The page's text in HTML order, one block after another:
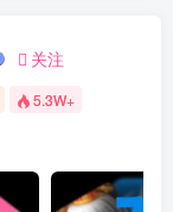
关注
5.3W+